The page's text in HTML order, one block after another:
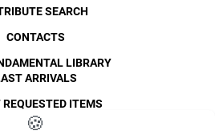
SPbPU, 1996-2026
SEARCH
CONTACTS
LIBRARY
ARRIVALS
ITEMS
🍪